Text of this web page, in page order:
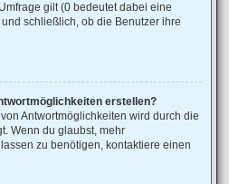
gilt (0 bedeutet dabei eine
schließlich, ob die Benutzer ihre
erstellen?
Antwortmöglichkeiten wird durch die
Wenn du glaubst, mehr
zu benötigen, kontaktiere einen